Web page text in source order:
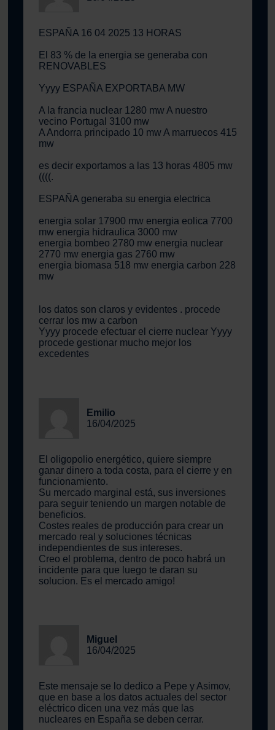
ESPAÑA 16 04 2025 13 HORAS
El 83 % de la energia se generaba con
RENOVABLES
Yyyy ESPAÑA EXPORTABA MW
A la francia nuclear 1280 mw A nuestro
vecino Portugal 3100 mw
A Andorra principado 10 mw A marruecos 415
mw
es decir exportamos a las 13 horas 4805 mw
((((.
ESPAÑA generaba su energia electrica
energia solar 17900 mw energia eolica 7700
mw energia hidraulica 3000 mw
energia bombeo 2780 mw energia nuclear
2770 mw energia gas 2760 mw
energia biomasa 518 mw energia carbon 228
mw
los datos son claros y evidentes . procede
cerrar los mw a carbon
Yyyy procede efectuar el cierre nuclear Yyyy
procede gestionar mucho mejor los
excedentes
Emilio
16/04/2025
El oligopolio energético, quiere siempre
ganar dinero a toda costa, para el cierre y en
funcionamiento.
Su mercado marginal está, sus inversiones
para seguir teniendo un margen notable de
beneficios.
Costes reales de producción para crear un
mercado real y soluciones técnicas
independientes de sus intereses.
Creo el problema, dentro de poco habrá un
incidente para que luego te daran su
solucion. Es el mercado amigo!
Miguel
16/04/2025
Este mensaje se lo dedico a Pepe y Asimov,
que en base a los datos actuales del sector
eléctrico dicen una vez más que las
nucleares en España se deben cerrar.